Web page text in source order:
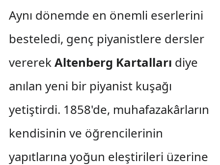
Aynı dönemde en önemli eserlerini
besteledi, genç piyanistlere dersler
vererekAltenberg Kartalları diye
anılan yeni bir piyanist kuşağı
yetiştirdi. 1858'de, muhafazakârların
kendisinin ve öğrencilerinin
yapıtlarına yoğun eleştirileri üzerine